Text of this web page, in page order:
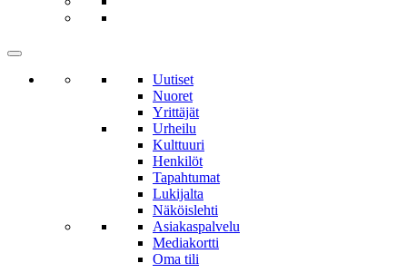
Uutiset
Nuoret
Yrittäjät
Urheilu
Kulttuuri
Henkilöt
Tapahtumat
Lukijalta
Näköislehti
Asiakaspalvelu
Mediakortti
Oma tili